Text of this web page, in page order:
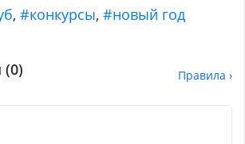
,#конкурсы,#новый год
(0) Правила ›